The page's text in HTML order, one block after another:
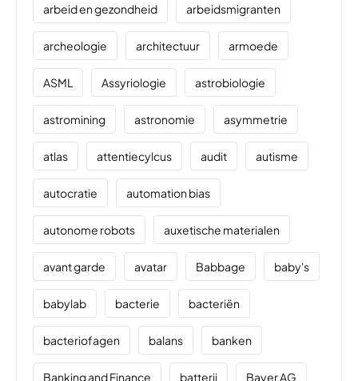
arbeid en gezondheid arbeidsmigranten
archeologie architectuur armoede
ASML Assyriologie astrobiologie
astromining astronomie asymmetrie
atlas attentiecylcus audit autisme
autocratie automation bias
autonome robots auxetische materialen
avant garde avatar Babbage baby's
babylab bacterie bacteriën
bacteriofagen balans banken
Banking and Finance batterij Bayer AG